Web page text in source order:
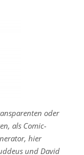
oder
als Comic-
hier
und David